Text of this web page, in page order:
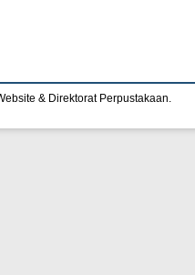
& Direktorat Perpustakaan.